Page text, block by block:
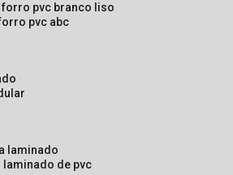
forro pvc branco liso
pvc abc
laminado
laminado de pvc